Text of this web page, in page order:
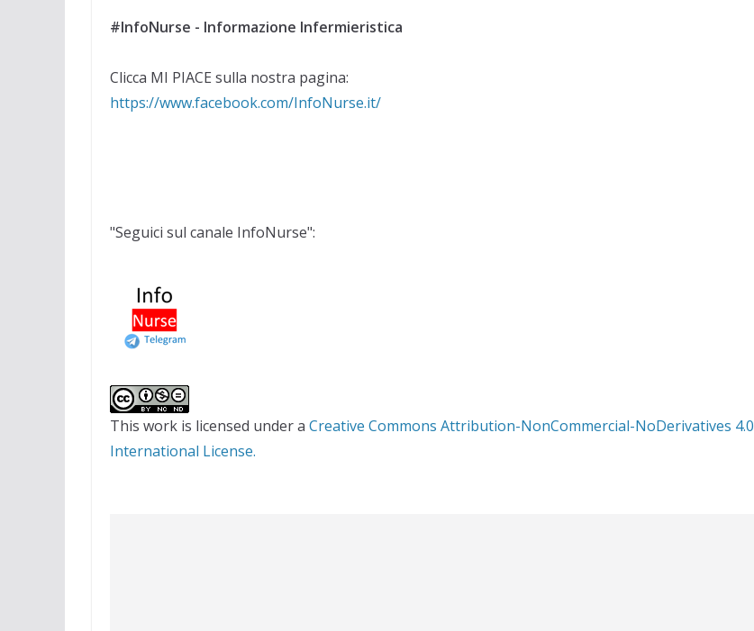
#InfoNurse - Informazione Infermieristica
Clicca MI PIACE sulla nostra pagina:
https://www.facebook.com/InfoNurse.it/
"Seguici sul canale InfoNurse":
This work is licensed under a Creative Commons Attribution-NonCommercial-NoDerivatives 4.0
International License.